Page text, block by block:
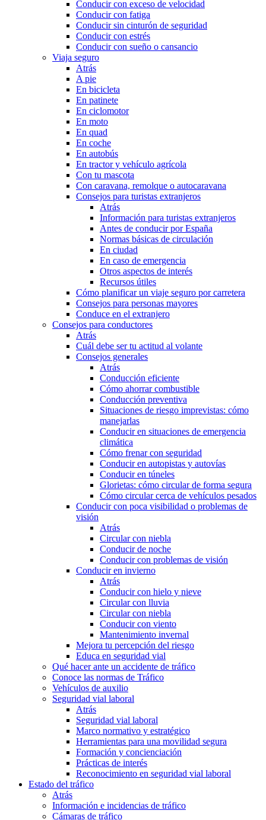
Conducir con exceso de velocidad
Conducir con fatiga
Conducir sin cinturón de seguridad
Conducir con estrés
Conducir con sueño o cansancio
Viaja seguro
Atrás
A pie
En bicicleta
En patinete
En ciclomotor
En moto
En quad
En coche
En autobús
En tractor y vehículo agrícola
Con tu mascota
Con caravana, remolque o autocaravana
Consejos para turistas extranjeros
Atrás
Información para turistas extranjeros
Antes de conducir por España
Normas básicas de circulación
En ciudad
En caso de emergencia
Otros aspectos de interés
Recursos útiles
Cómo planificar un viaje seguro por carretera
Consejos para personas mayores
Conduce en el extranjero
Consejos para conductores
Atrás
Cuál debe ser tu actitud al volante
Consejos generales
Atrás
Conducción eficiente
Cómo ahorrar combustible
Conducción preventiva
Situaciones de riesgo imprevistas: cómo
manejarlas
Conducir en situaciones de emergencia
climática
Cómo frenar con seguridad
Conducir en autopistas y autovías
Conducir en túneles
Glorietas: cómo circular de forma segura
Cómo circular cerca de vehículos pesados
Conducir con poca visibilidad o problemas de
visión
Atrás
Circular con niebla
Conducir de noche
Conducir con problemas de visión
Conducir en invierno
Atrás
Conducir con hielo y nieve
Circular con lluvia
Circular con niebla
Conducir con viento
Mantenimiento invernal
Mejora tu percepción del riesgo
Educa en seguridad vial
Qué hacer ante un accidente de tráfico
Conoce las normas de Tráfico
Vehículos de auxilio
Seguridad vial laboral
Atrás
Seguridad vial laboral
Marco normativo y estratégico
Herramientas para una movilidad segura
Formación y concienciación
Prácticas de interés
Reconocimiento en seguridad vial laboral
Estado del tráfico
Atrás
Información e incidencias de tráfico
Cámaras de tráfico